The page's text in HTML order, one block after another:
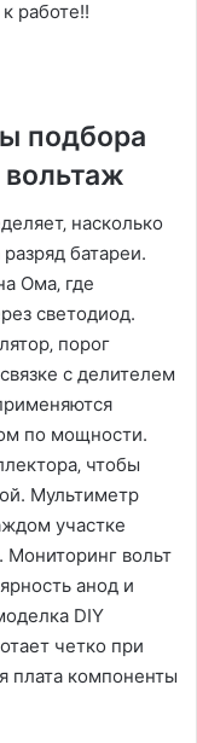
работе!!
подбора
насколько
батареи.
Ома‚ где
светодиод.
порог
с делителем
по мощности.
чтобы
Мультиметр
участке
вольт
анод и
DIY
четко при
плата компоненты